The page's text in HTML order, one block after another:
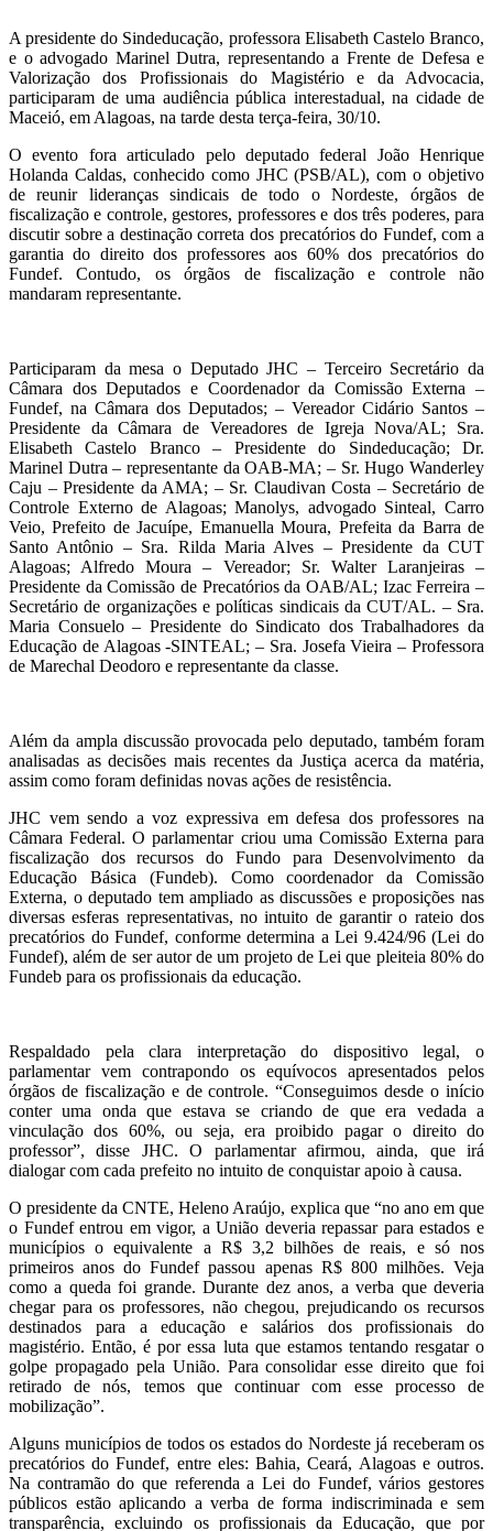
A presidente do Sindeducação, professora Elisabeth Castelo Branco,
e o advogado Marinel Dutra, representando a Frente de Defesa e
Valorização dos Profissionais do Magistério e da Advocacia,
participaram de uma audiência pública interestadual, na cidade de
Maceió, em Alagoas, na tarde desta terça-feira, 30/10.
O evento fora articulado pelo deputado federal João Henrique
Holanda Caldas, conhecido como JHC (PSB/AL), com o objetivo
de reunir lideranças sindicais de todo o Nordeste, órgãos de
fiscalização e controle, gestores, professores e dos três poderes, para
discutir sobre a destinação correta dos precatórios do Fundef, com a
garantia do direito dos professores aos 60% dos precatórios do
Fundef. Contudo, os órgãos de fiscalização e controle não
mandaram representante.
Participaram da mesa o Deputado JHC – Terceiro Secretário da
Câmara dos Deputados e Coordenador da Comissão Externa –
Fundef, na Câmara dos Deputados; – Vereador Cidário Santos –
Presidente da Câmara de Vereadores de Igreja Nova/AL; Sra.
Elisabeth Castelo Branco – Presidente do Sindeducação; Dr.
Marinel Dutra – representante da OAB-MA; – Sr. Hugo Wanderley
Caju – Presidente da AMA; – Sr. Claudivan Costa – Secretário de
Controle Externo de Alagoas; Manolys, advogado Sinteal, Carro
Veio, Prefeito de Jacuípe, Emanuella Moura, Prefeita da Barra de
Santo Antônio – Sra. Rilda Maria Alves – Presidente da CUT
Alagoas; Alfredo Moura – Vereador; Sr. Walter Laranjeiras –
Presidente da Comissão de Precatórios da OAB/AL; Izac Ferreira –
Secretário de organizações e políticas sindicais da CUT/AL. – Sra.
Maria Consuelo – Presidente do Sindicato dos Trabalhadores da
Educação de Alagoas -SINTEAL; – Sra. Josefa Vieira – Professora
de Marechal Deodoro e representante da classe.
Além da ampla discussão provocada pelo deputado, também foram
analisadas as decisões mais recentes da Justiça acerca da matéria,
assim como foram definidas novas ações de resistência.
JHC vem sendo a voz expressiva em defesa dos professores na
Câmara Federal. O parlamentar criou uma Comissão Externa para
fiscalização dos recursos do Fundo para Desenvolvimento da
Educação Básica (Fundeb). Como coordenador da Comissão
Externa, o deputado tem ampliado as discussões e proposições nas
diversas esferas representativas, no intuito de garantir o rateio dos
precatórios do Fundef, conforme determina a Lei 9.424/96 (Lei do
Fundef), além de ser autor de um projeto de Lei que pleiteia 80% do
Fundeb para os profissionais da educação.
Respaldado pela clara interpretação do dispositivo legal, o
parlamentar vem contrapondo os equívocos apresentados pelos
órgãos de fiscalização e de controle. “Conseguimos desde o início
conter uma onda que estava se criando de que era vedada a
vinculação dos 60%, ou seja, era proibido pagar o direito do
professor”, disse JHC. O parlamentar afirmou, ainda, que irá
dialogar com cada prefeito no intuito de conquistar apoio à causa.
O presidente da CNTE, Heleno Araújo, explica que “no ano em que
o Fundef entrou em vigor, a União deveria repassar para estados e
municípios o equivalente a R$ 3,2 bilhões de reais, e só nos
primeiros anos do Fundef passou apenas R$ 800 milhões. Veja
como a queda foi grande. Durante dez anos, a verba que deveria
chegar para os professores, não chegou, prejudicando os recursos
destinados para a educação e salários dos profissionais do
magistério. Então, é por essa luta que estamos tentando resgatar o
golpe propagado pela União. Para consolidar esse direito que foi
retirado de nós, temos que continuar com esse processo de
mobilização”.
Alguns municípios de todos os estados do Nordeste já receberam os
precatórios do Fundef, entre eles: Bahia, Ceará, Alagoas e outros.
Na contramão do que referenda a Lei do Fundef, vários gestores
públicos estão aplicando a verba de forma indiscriminada e sem
transparência, excluindo os profissionais da Educação, que por